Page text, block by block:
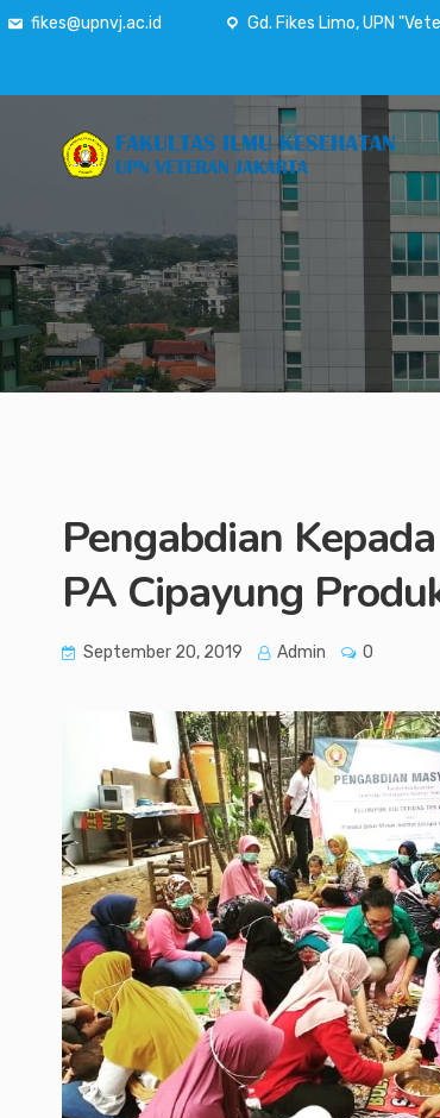
fikes@upnvj.ac.id Gd. Fikes Limo, UPN
Pengabdian
PA Cipayung
September 20, 2019 Admin 0